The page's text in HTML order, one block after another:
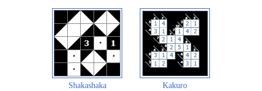
Shakashaka Kakuro